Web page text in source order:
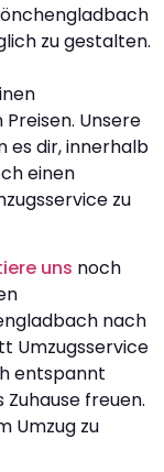
zu gestalten.
Unsere
es dir, innerhalb
einen
zu
uns noch
nach
Umzugsservice
entspannt
freuen.
Umzug zu